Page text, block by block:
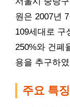
원은 2007년
109세대로 구
250%와 건폐
용을 추구하
주요 특징